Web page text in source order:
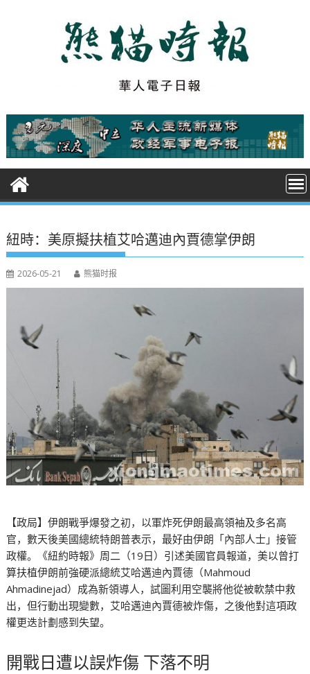
t
紐時：美原擬扶植艾哈邁迪內賈德掌伊朗
2026-05-21 熊猫时报
【政局】伊朗戰爭爆發之初，以軍炸死伊朗最高領袖及多名高
官，數天後美國總統特朗普表示，最好由伊朗「內部人士」接管
政權。《紐約時報》周二（19日）引述美國官員報道，美以曾打
算扶植伊朗前強硬派總統艾哈邁迪內賈德（Mahmoud
Ahmadinejad）成為新領導人，試圖利用空襲將他從被軟禁中救
出，但行動出現變數，艾哈邁迪內賈德被炸傷，之後他對這項政
權更迭計劃感到失望。
開戰日遭以誤炸傷 下落不明